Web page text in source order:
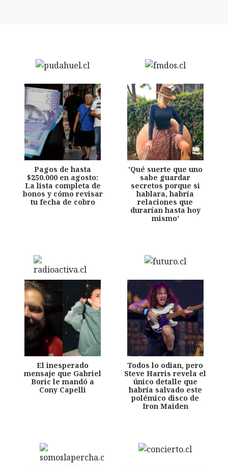
Pagos de hasta
$250.000 en agosto:
La lista completa de
bonos y cómo revisar
tu fecha de cobro
'Qué suerte que uno
sabe guardar
secretos porque si
hablara, habría
relaciones que
durarían hasta hoy
mismo'
El inesperado
mensaje que Gabriel
Boric le mandó a
Cony Capelli
Todos lo odian, pero
Steve Harris revela el
único detalle que
habría salvado este
polémico disco de
Iron Maiden